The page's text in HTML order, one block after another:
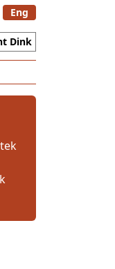
Eng
Dink